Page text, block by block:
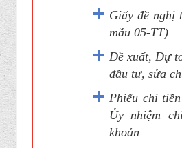
Giấy đề nghị
mẫu 05-TT)
Đề xuất, Dự
đầu tư, sửa
Phiếu chi
Ủy nhiệm
khoản